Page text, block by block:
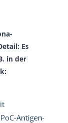
Es
in der
Antigen-